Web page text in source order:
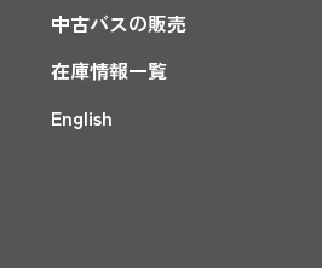
中古バスの販売
在庫情報一覧
English